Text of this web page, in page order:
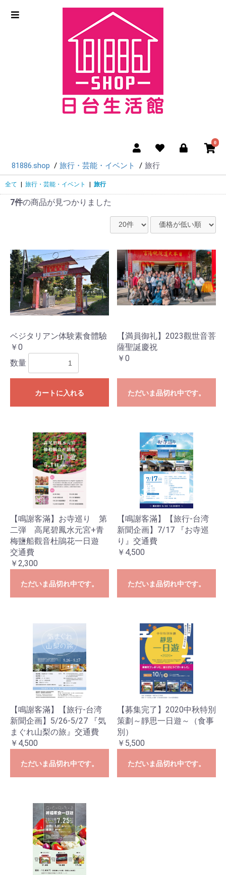
0
81886.shop 旅行・芸能・イベント 旅行
全て 旅行・芸能・イベント 旅行
7件の商品が見つかりました
ベジタリアン体験素食體驗
￥0
数量
カートに入れる
【満員御礼】2023觀世音菩
薩聖誕慶祝
￥0
ただいま品切れ中です。
【鳴謝客滿】お寺巡り 第
二弾 高尾碧鳳水元宮+青
梅鹽船觀音杜鵑花一日遊
交通費
￥2,300
ただいま品切れ中です。
【鳴謝客滿】【旅行-台湾
新聞企画】7/17 『お寺巡
り』交通費
￥4,500
ただいま品切れ中です。
【鳴謝客滿】【旅行-台湾
新聞企画】5/26-5/27 『気
まぐれ山梨の旅』交通費
￥4,500
ただいま品切れ中です。
【募集完了】2020中秋特別
策劃～靜思一日遊～（食事
別）
￥5,500
ただいま品切れ中です。
お買い物を続ける カートへ進む